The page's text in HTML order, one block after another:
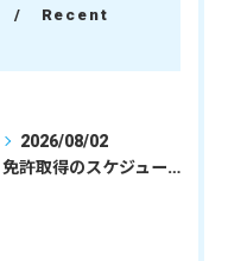
Recent
2026/08/02
免許取得のスケジュールを徹底解説学生社会人の通学合宿別プランで最短取得のコツ